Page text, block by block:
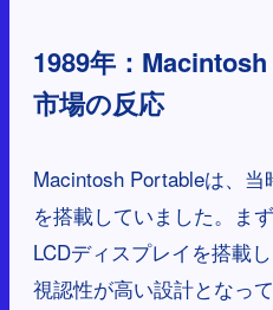
1989年：
市場の反応
Macintosh Portableは、
を搭載していました。ま
LCDディスプレイを搭載
視認性が高い設計となっ